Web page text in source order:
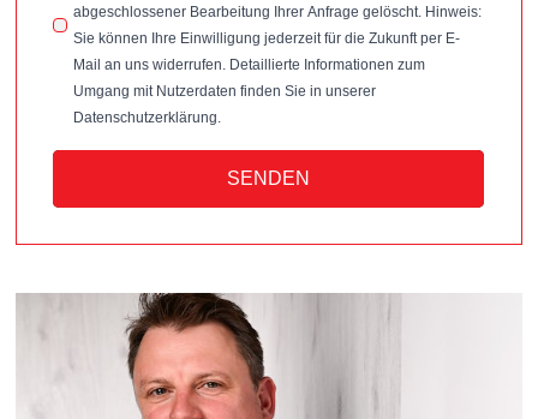
abgeschlossener Bearbeitung Ihrer Anfrage gelöscht. Hinweis:
Sie können Ihre Einwilligung jederzeit für die Zukunft per E-
Mail an uns widerrufen. Detaillierte Informationen zum
Umgang mit Nutzerdaten finden Sie in unserer
Datenschutzerklärung.
SENDEN